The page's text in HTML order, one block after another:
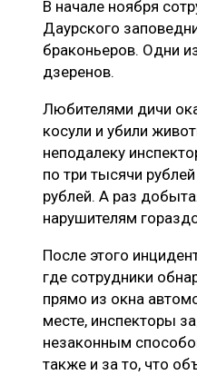
ПРОИЗВОДСТВО
ЦБП
ЭКСПЕРТНОЕ
В начале ноября
Даурского
браконьеров. Одни
дзеренов.
Любителями дичи
косули и убили
неподалеку
по три тысячи
рублей. А раз
нарушителям
После этого
где сотрудники
прямо из окна
месте, инспекторы
незаконным
также и за то, что